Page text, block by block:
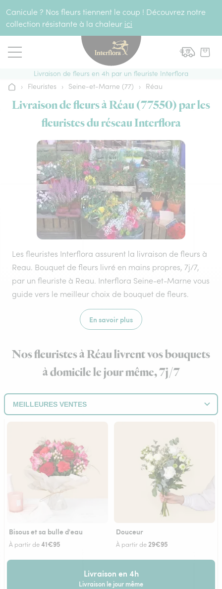
Canicule ? Nos fleurs tiennent le coup ! Découvrez notre
collection résistante à la chaleur ici
Livraison de fleurs en 4h par un fleuriste Interflora
Accueil
› Fleuristes › Seine-et-Marne (77) › Réau
Livraison de fleurs à Réau (77550) par les
fleuristes du réseau Interflora
Les fleuristes Interflora assurent la livraison de fleurs à
Reau. Bouquet de fleurs livré en mains propres, 7j/7,
par un fleuriste à Reau. Interflora Seine-et-Marne vous
guide vers le meilleur choix de bouquet de fleurs.
En savoir plus
Nos fleuristes à Réau livrent vos bouquets
à domicile le jour même, 7j/7
Bisous et sa bulle d'eau
À partir de41€95
Douceur
À partir de 29€95
Livraison en 4h
Livraison le jour même